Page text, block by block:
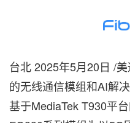
台北2025年5月20日 /
的无线通信模组和AI解
基于MediaTek T930平